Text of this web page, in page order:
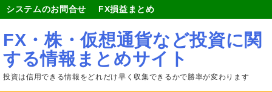
システムのお問合せ FX損益まとめ
FX・株・仮想通貨など投資に関
する情報まとめサイト
投資は信用できる情報をどれだけ早く収集できるかで勝率が変わります